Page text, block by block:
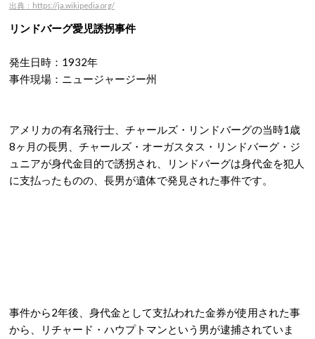
出典：https://ja.wikipedia.org/
リンドバーグ愛児誘拐事件
発生日時：1932年
事件現場：ニュージャージー州
アメリカの有名飛行士、チャールズ・リンドバーグの当時1歳
8ヶ月の長男、チャールズ・オーガスタス・リンドバーグ・ジ
ュニアが身代金目的で誘拐され、リンドバーグは身代金を犯人
に支払ったものの、長男が遺体で発見された事件です。
事件から2年後、身代金として支払われた金券が使用された事
から、リチャード・ハウプトマンという男が逮捕されていま